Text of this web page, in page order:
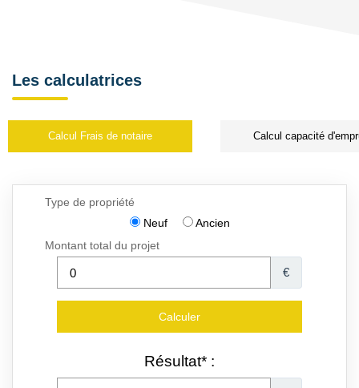
Les calculatrices
Calcul Frais de notaire Calcul capacité